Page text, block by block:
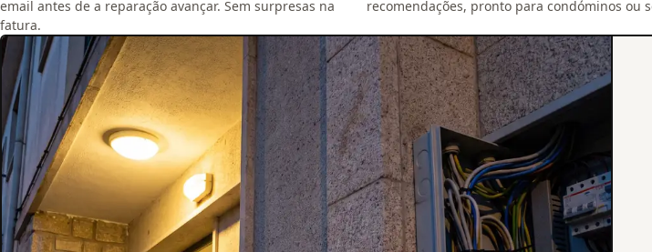
email antes de a reparação avançar. Sem surpresas na
fatura.
recomendações, pronto para condóminos ou